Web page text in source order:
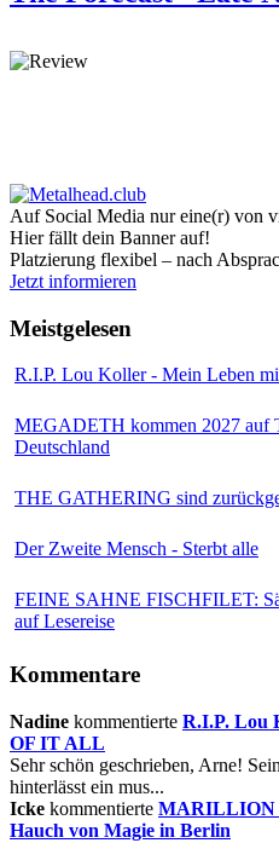
Auf Social Media nur eine(r) von
Hier fällt dein Banner auf!
Platzierung flexibel – nach
Jetzt informieren
Meistgelesen
R.I.P. Lou Koller - Mein Leben
MEGADETH kommen 2027 auf
Deutschland
THE GATHERING sind
Der Zweite Mensch - Sterbt alle
FEINE SAHNE FISCHFILET:
auf Lesereise
Kommentare
Nadine kommentierte R.I.P. Lou
OF IT ALL
Sehr schön geschrieben, Arne!
hinterlässt ein mus...
Icke kommentierte MARILLION
Hauch von Magie in Berlin